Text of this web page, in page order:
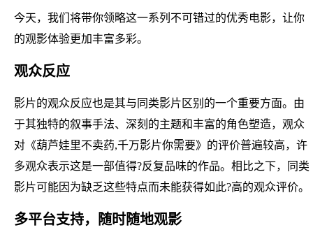
今天，我们将带你领略这一系列不可错过的优秀电影，让你
的观影体验更加丰富多彩。
观众反应
影片的观众反应也是其与同类影片区别的一个重要方面。由
于其独特的叙事手法、深刻的主题和丰富的角色塑造，观众
对《葫芦娃里不卖药,千万影片你需要》的评价普遍较高，许
多观众表示这是一部值得?反复品味的作品。相比之下，同类
影片可能因为缺乏这些特点而未能获得如此?高的观众评价。
多平台支持，随时随地观影